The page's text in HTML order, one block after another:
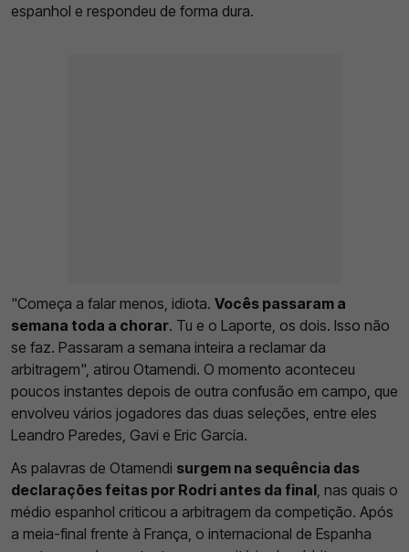
espanhol e respondeu de forma dura.
"Começa a falar menos, idiota. Vocês passaram a
semana toda a chorar. Tu e o Laporte, os dois. Isso não
se faz. Passaram a semana inteira a reclamar da
arbitragem", atirou Otamendi. O momento aconteceu
poucos instantes depois de outra confusão em campo, que
envolveu vários jogadores das duas seleções, entre eles
Leandro Paredes, Gavi e Eric García.
As palavras de Otamendi surgem na sequência das
declarações feitas por Rodri antes da final , nas quais o
médio espanhol criticou a arbitragem da competição. Após
a meia-final frente à França, o internacional de Espanha